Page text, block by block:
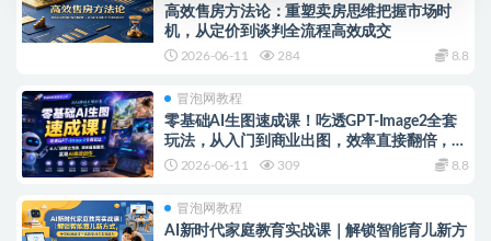
高效售房方法论：重塑卖房思维把握市场时
机，从定价到谈判全流程高效成交
2026-06-11 284 8.8
冒泡网教程
零基础AI生图速成课！吃透GPT-Image2全套
玩法，从入门到商业出图，效率直接翻倍，实
现AI高效创作
2026-06-11 309 8.8
冒泡网教程
AI新时代家庭教育实战课｜解锁智能育儿新方